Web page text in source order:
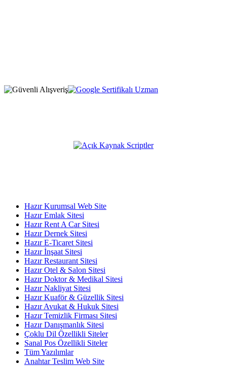
Hazır Kurumsal Web Site
Hazır Emlak Sitesi
Hazır Rent A Car Sitesi
Hazır Dernek Sitesi
Hazır E-Ticaret Sitesi
Hazır İnşaat Sitesi
Hazır Restaurant Sitesi
Hazır Otel & Salon Sitesi
Hazır Doktor & Medikal Sitesi
Hazır Nakliyat Sitesi
Hazır Kuaför & Güzellik Sitesi
Hazır Avukat & Hukuk Sitesi
Hazır Temizlik Firması Sitesi
Hazır Danışmanlık Sitesi
Çoklu Dil Özellikli Siteler
Sanal Pos Özellikli Siteler
Tüm Yazılımlar
Anahtar Teslim Web Site